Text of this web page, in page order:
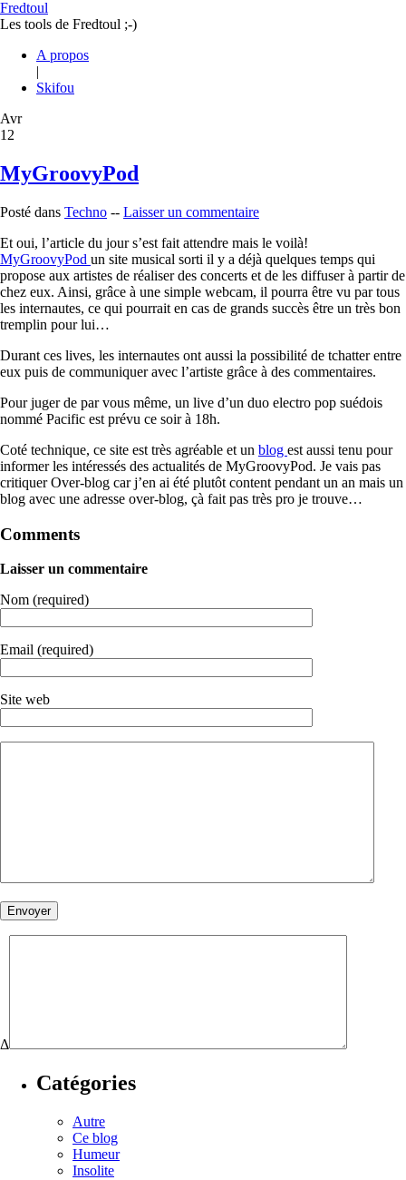
Fredtoul
Les tools de Fredtoul ;-)
A propos
|
Skifou
Avr
12
MyGroovyPod
Posté dans Techno -- Laisser un commentaire
Et oui, l’article du jour s’est fait attendre mais le voilà!
MyGroovyPod un site musical sorti il y a déjà quelques temps qui
propose aux artistes de réaliser des concerts et de les diffuser à partir de
chez eux. Ainsi, grâce à une simple webcam, il pourra être vu par tous
les internautes, ce qui pourrait en cas de grands succès être un très bon
tremplin pour lui…
Durant ces lives, les internautes ont aussi la possibilité de tchatter entre
eux puis de communiquer avec l’artiste grâce à des commentaires.
Pour juger de par vous même, un live d’un duo electro pop suédois
nommé Pacific est prévu ce soir à 18h.
Coté technique, ce site est très agréable et un blog est aussi tenu pour
informer les intéressés des actualités de MyGroovyPod. Je vais pas
critiquer Over-blog car j’en ai été plutôt content pendant un an mais un
blog avec une adresse over-blog, çà fait pas très pro je trouve…
Comments
Laisser un commentaire
Nom (required)
Email (required)
Site web
Δ
Catégories
Autre
Ce blog
Humeur
Insolite